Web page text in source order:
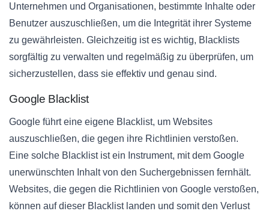
Unternehmen und Organisationen, bestimmte Inhalte oder
Benutzer auszuschließen, um die Integrität ihrer Systeme
zu gewährleisten. Gleichzeitig ist es wichtig, Blacklists
sorgfältig zu verwalten und regelmäßig zu überprüfen, um
sicherzustellen, dass sie effektiv und genau sind.
Google Blacklist
Google führt eine eigene Blacklist, um Websites
auszuschließen, die gegen ihre Richtlinien verstoßen.
Eine solche Blacklist ist ein Instrument, mit dem Google
unerwünschten Inhalt von den Suchergebnissen fernhält.
Websites, die gegen die Richtlinien von Google verstoßen,
können auf dieser Blacklist landen und somit den Verlust